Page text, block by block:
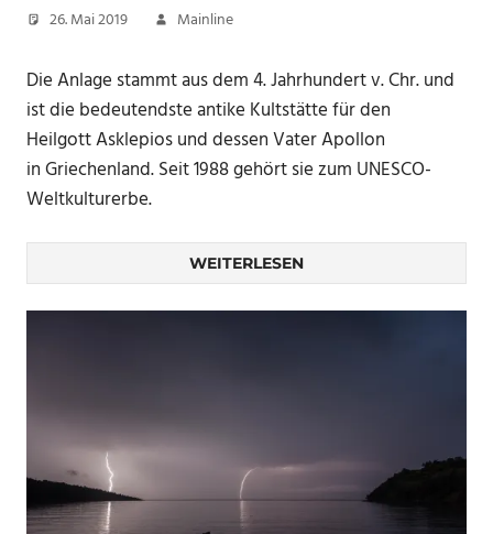
26. Mai 2019 Mainline
Die Anlage stammt aus dem 4. Jahrhundert v. Chr. und
ist die bedeutendste antike Kultstätte für den
Heilgott Asklepios und dessen Vater Apollon
in Griechenland. Seit 1988 gehört sie zum UNESCO-
Weltkulturerbe.
WEITERLESEN